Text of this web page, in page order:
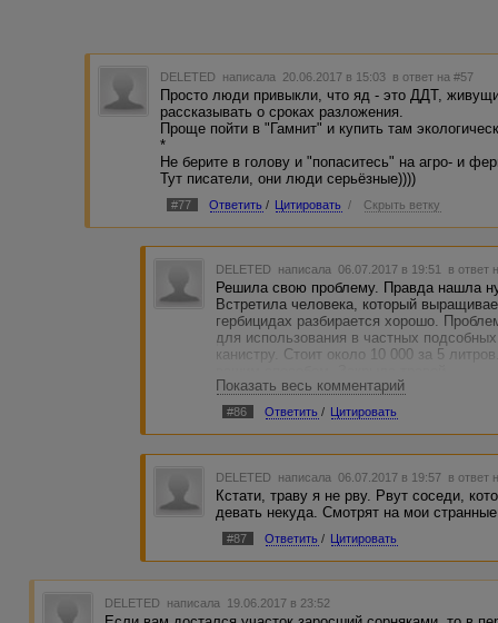
DELETED написала 20.06.2017 в 15:03 в ответ на #57
Просто люди привыкли, что яд - это ДДТ,
рассказывать о сроках разложения.
Проще пойти в "Гамнит" и купить там
*
Не берите в голову и "попаситесь" на агро- и
Тут писатели, они люди серьёзные))))
#77 Ответить / Цитировать / Скрыть ветку
DELETED написала 06.07.2017 в 19:51 в ответ
Решила свою проблему. Правда нашла
Встретила человека, который
гербицидах разбирается хорошо.
для использования в частных
канистру. Стоит около 10 000 за 5
Показать весь комментарий
#86 Ответить / Цитировать
DELETED написала 06.07.2017 в 19:57 в ответ
Кстати, траву я не рву. Рвут соседи,
девать некуда. Смотрят на мои
#87 Ответить / Цитировать
DELETED написала 19.06.2017 в 23:52